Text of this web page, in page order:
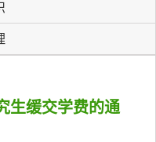
生缓交学费的通